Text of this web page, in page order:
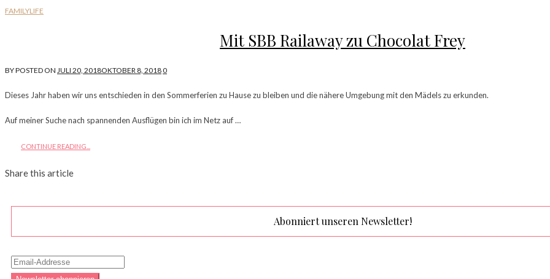
FAMILYLIFE
Mit SBB Railaway zu Chocolat Frey
BYPOSTED ON JULI 20, 2018OKTOBER 8, 20180
Dieses Jahr haben wir uns entschieden in den Sommerferien zu Hause zu bleiben und die nähere Umgebung mit den Mädels zu erkunden.
Auf meiner Suche nach spannenden Ausflügen bin ich im Netz auf …
CONTINUE READING...
Share this article
Abonniert unseren Newsletter!